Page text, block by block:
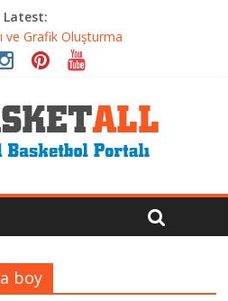
Latest:
ve Grafik Oluşturma
Sanatının Dramatik Evrimi
Gerçek Şampiyon Kim?
Artıran Bilimsel
boy